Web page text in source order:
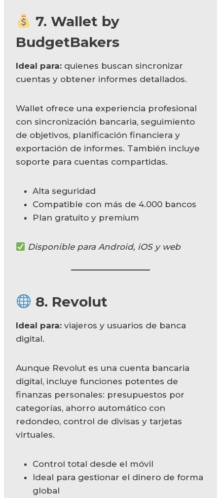
7. Wallet by
BudgetBakers
Ideal para: quienes buscan sincronizar
cuentas y obtener informes detallados.
Wallet ofrece una experiencia profesional
con sincronización bancaria, seguimiento
de objetivos, planificación financiera y
exportación de informes. También incluye
soporte para cuentas compartidas.
Alta seguridad
Compatible con más de 4.000 bancos
Plan gratuito y premium
Disponible para Android, iOS y web
8. Revolut
Ideal para: viajeros y usuarios de banca
digital.
Aunque Revolut es una cuenta bancaria
digital, incluye funciones potentes de
finanzas personales: presupuestos por
categorías, ahorro automático con
redondeo, control de divisas y tarjetas
virtuales.
Control total desde el móvil
Ideal para gestionar el dinero de forma
global